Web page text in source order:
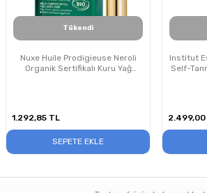
Tükendi
Nuxe Huile Prodigieuse Neroli
Organik Sertifikalı Kuru Yağ
1.292,85 TL
SEPETE EKLE
Institut
Self-
2.499,00